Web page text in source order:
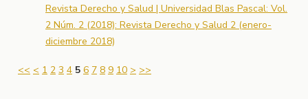
Revista Derecho y Salud | Universidad Blas Pascal: Vol.
2 Núm. 2 (2018): Revista Derecho y Salud 2 (enero-
diciembre 2018)
<< < 1 2 3 4 5 6 7 8 9 10 > >>